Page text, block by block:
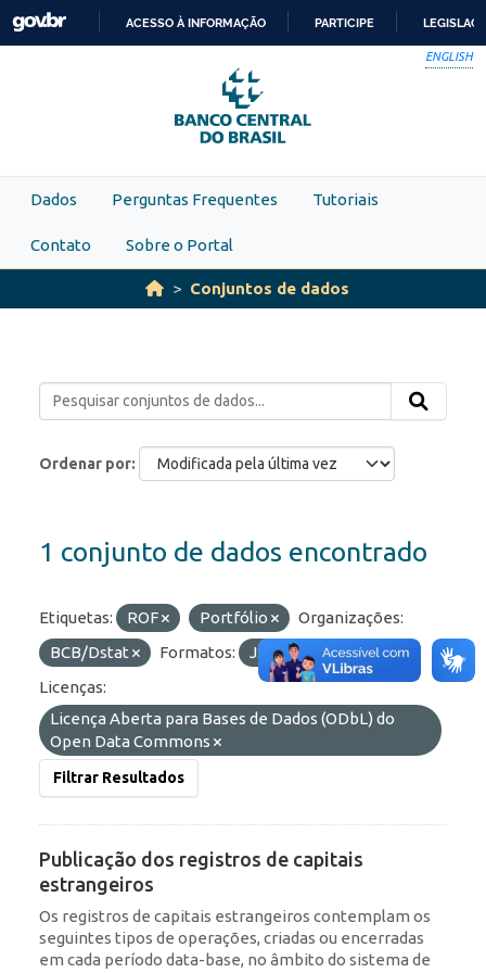
Skip to main content
PARA
O
CONTEÚDO
ACESSO À INFORMAÇÃO PARTICIPE
ENGLISH
Dados Perguntas Frequentes Tutoriais
Contato Sobre o Portal
Conjuntos de dados
Ordenar por
1 conjunto de dados encontrado
Etiquetas: ROF Portfólio
Organizações:
BCB/Dstat
Formatos: JSON
OData
Licenças:
Licença Aberta para Bases de Dados (ODbL) do
Open Data Commons
Filtrar Resultados
Publicação dos registros de capitais
estrangeiros
Os registros de capitais estrangeiros contemplam os
seguintes tipos de operações, criadas ou encerradas
em cada período data-base, no âmbito do sistema de